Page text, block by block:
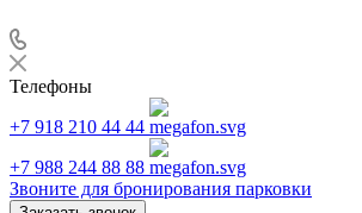
Телефоны
+7 918 210 44 44
+7 988 244 88 88
Звоните для бронирования парковки